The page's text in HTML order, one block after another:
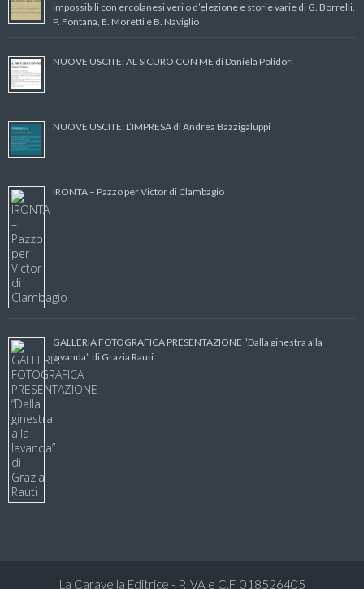
impossibili con ercolanesi veri o d’elezione e storie varie di G. Borrelli,
P. Fontana, E. Moretti e B. Naviglio
NUOVE USCITE: AL SICURO CON ME di Daniela Polidori
NUOVE USCITE: L’IMPRESA di Andrea Bazzigaluppi
IRONTA – Pazzo per Victor di Clambagio
GALLERIA FOTOGRAFICA PRESENTAZIONE “Dalla ginestra alla
lavanda” di Grazia Rauti
La Caravella Editrice - P.IVA e C.F. 018526405